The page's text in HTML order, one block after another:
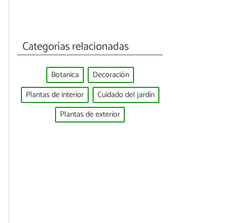
Categorías relacionadas
Botanica
Decoración
Plantas de interior
Cuidado del jardín
Plantas de exterior